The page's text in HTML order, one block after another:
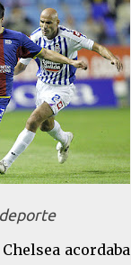
acordaba